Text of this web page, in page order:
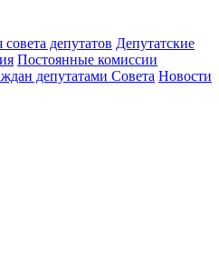
депутатов Депутатские
Постоянные комиссии
депутатами Совета Новости